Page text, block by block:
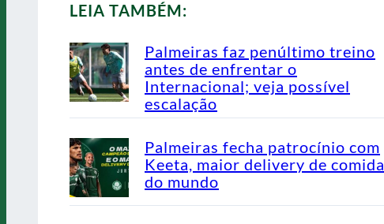
LEIA TAMBÉM:
Palmeiras faz penúltimo treino
antes de enfrentar o
Internacional; veja possível
escalação
Palmeiras fecha patrocínio com
Keeta, maior delivery de comida
do mundo